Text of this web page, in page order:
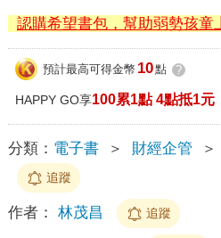
認購希望書包，幫助弱勢孩童
預計最高可得金幣 10點 ?
HAPPY GO享100累1點 4點抵1元
分類： 電子書 ＞ 財經企管 ＞
追蹤
作者： 林茂昌 追蹤